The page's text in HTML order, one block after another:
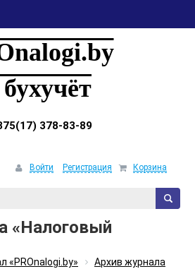
378-83-89
Войти Регистрация Корзина
«Налоговый
«PROnalogi.by»
Архив журнала